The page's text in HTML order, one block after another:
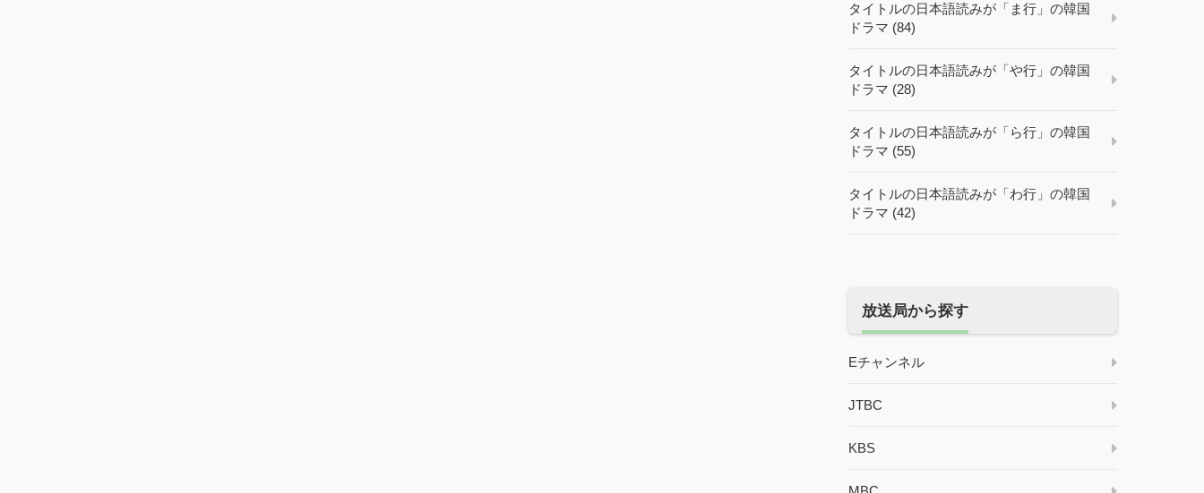
タイトルの日本語読みが「ま行」の韓国
ドラマ (84)
タイトルの日本語読みが「や行」の韓国
ドラマ (28)
タイトルの日本語読みが「ら行」の韓国
ドラマ (55)
タイトルの日本語読みが「わ行」の韓国
ドラマ (42)
放送局から探す
Eチャンネル
JTBC
KBS